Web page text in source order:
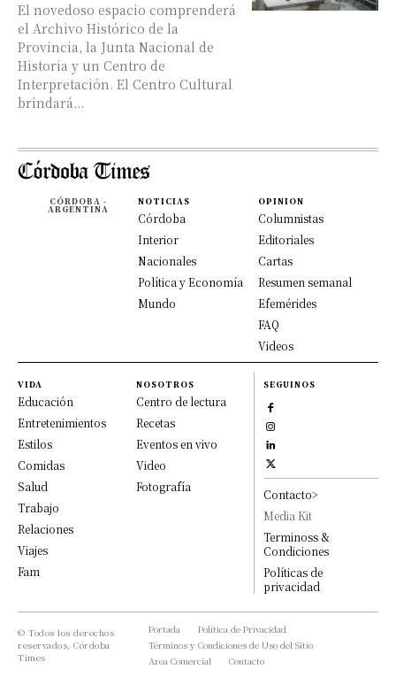
El novedoso espacio comprenderá
el Archivo Histórico de la
Provincia, la Junta Nacional de
Historia y un Centro de
Interpretación. El Centro Cultural
brindará...
CÓRDOBA -
ARGENTINA
NOTICIAS
Córdoba
Interior
Nacionales
Política y Economía
Mundo
OPINION
Columnistas
Editoriales
Cartas
Resumen semanal
Efemérides
FAQ
Videos
VIDA
Educación
Entretenimientos
Estilos
Comidas
Salud
Trabajo
Relaciones
Viajes
Fam
NOSOTROS
Centro de lectura
Recetas
Eventos en vivo
Video
Fotografía
SEGUINOS
Contacto>
Media Kit
Terminoss &
Condiciones
Políticas de
privacidad
© Todos los derechos
reservados, Córdoba
Times
Portada
Política de Privacidad
Términos y Condiciones de Uso del Sitio
Area Comercial
Contacto